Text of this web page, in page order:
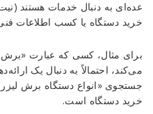
عده‌ای به دنبال خدمات هستند
خرید دستگاه یا کسب اطلاعات
برای مثال، کسی که عبارت «برش
می‌کند، احتمالاً به دنبال یک
جستجوی «انواع دستگاه برش لیزر
خرید دستگاه است.